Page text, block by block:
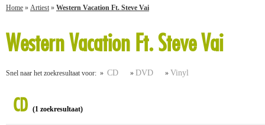
Home » Artiest » Western Vacation Ft. Steve Vai
Western Vacation Ft. Steve Vai
Snel naar het zoekresultaat voor: » CD » DVD » Vinyl
CD (1 zoekresultaat)